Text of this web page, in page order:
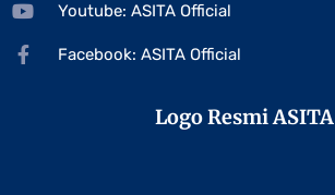
Youtube: ASITA Official
Facebook: ASITA Official
Logo Resmi ASITA